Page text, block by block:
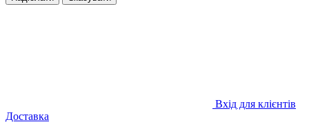
Вхід для клієнтів
Доставка